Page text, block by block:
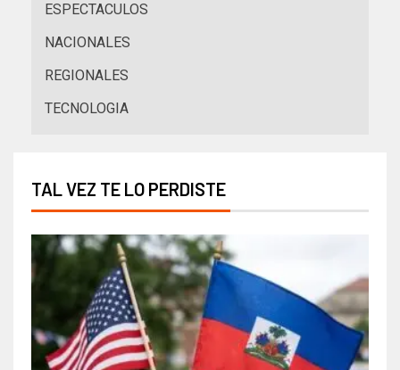
ESPECTACULOS
NACIONALES
REGIONALES
TECNOLOGIA
TAL VEZ TE LO PERDISTE